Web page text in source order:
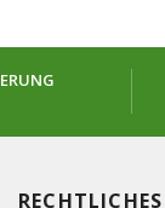
RECHTLICHES